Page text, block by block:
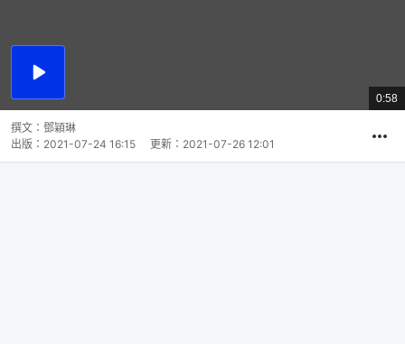
播
總
共
0:58
撰文： 鄧穎琳
出版： 2021-07-24 16:15 更新： 2021-07-26 12:01